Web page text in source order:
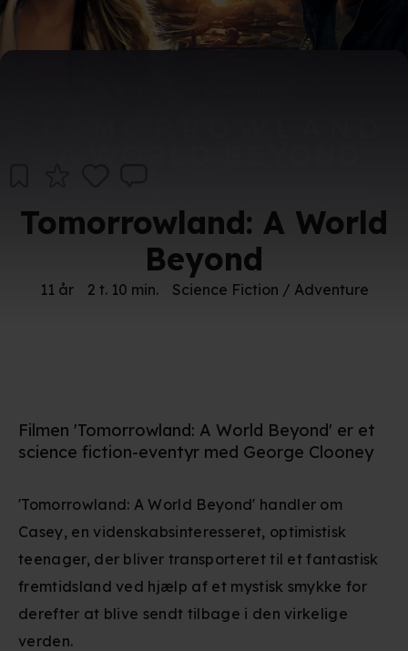
Tomorrowland: A World
Beyond
11 år 2 t. 10 min. Science Fiction / Adventure
Filmen 'Tomorrowland: A World Beyond' er et
science fiction-eventyr med George Clooney
'Tomorrowland: A World Beyond' handler om
Casey, en videnskabsinteresseret, optimistisk
teenager, der bliver transporteret til et fantastisk
fremtidsland ved hjælp af et mystisk smykke for
derefter at blive sendt tilbage i den virkelige
verden.